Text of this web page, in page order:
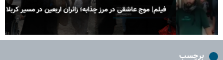
فیلم| موج عاشقی در مرز چذابه؛ زائران اربعین در مسیر کربلا
برچسب